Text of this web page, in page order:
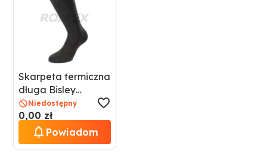
Skarpeta termiczna
długa Bisley
517240900-01
Niedostępny
0,00 zł
Powiadom